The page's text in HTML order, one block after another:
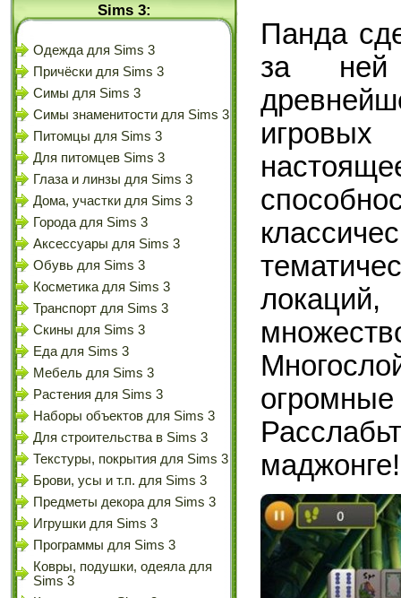
Sims 3:
Одежда для Sims 3
Причёски для Sims 3
Симы для Sims 3
Симы знаменитости для Sims 3
Питомцы для Sims 3
Для питомцев Sims 3
Глаза и линзы для Sims 3
Дома, участки для Sims 3
Города для Sims 3
Аксессуары для Sims 3
Обувь для Sims 3
Косметика для Sims 3
Транспорт для Sims 3
Скины для Sims 3
Еда для Sims 3
Мебель для Sims 3
Растения для Sims 3
Наборы объектов для Sims 3
Для строительства в Sims 3
Текстуры, покрытия для Sims 3
Брови, усы и т.п. для Sims 3
Предметы декора для Sims 3
Игрушки для Sims 3
Программы для Sims 3
Ковры, подушки, одеяла для
Sims 3
Панда
за ней
игровых
маджонге!